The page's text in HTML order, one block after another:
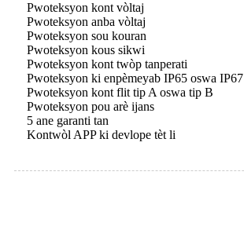
Pwoteksyon kont vòltaj
Pwoteksyon anba vòltaj
Pwoteksyon sou kouran
Pwoteksyon kous sikwi
Pwoteksyon kont twòp tanperati
Pwoteksyon ki enpèmeyab IP65 oswa IP67
Pwoteksyon kont flit tip A oswa tip B
Pwoteksyon pou arè ijans
5 ane garanti tan
Kontwòl APP ki devlope tèt li